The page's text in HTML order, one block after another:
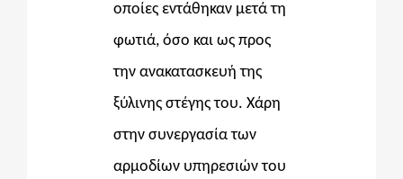
οποίες εντάθηκαν μετά τη
φωτιά, όσο και ως προς
την ανακατασκευή της
ξύλινης στέγης του. Χάρη
στην συνεργασία των
αρμοδίων υπηρεσιών του